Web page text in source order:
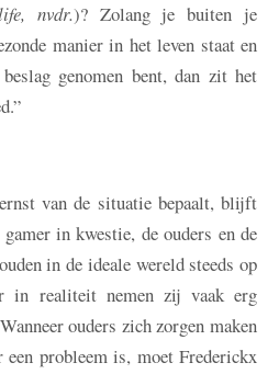
nvdr.)? Zolang je buiten je
manier in het leven staat en
genomen bent, dan zit het
van de situatie bepaalt, blijft
in kwestie, de ouders en de
in de ideale wereld steeds op
in realiteit nemen zij vaak erg
ouders zich zorgen maken
probleem is, moet Frederickx